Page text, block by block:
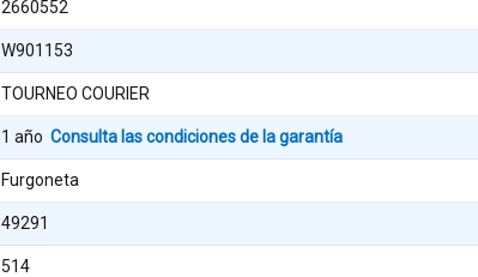
2660552
W901153
TOURNEO COURIER
1 añoConsulta las condiciones de la garantía
Furgoneta
49291
514